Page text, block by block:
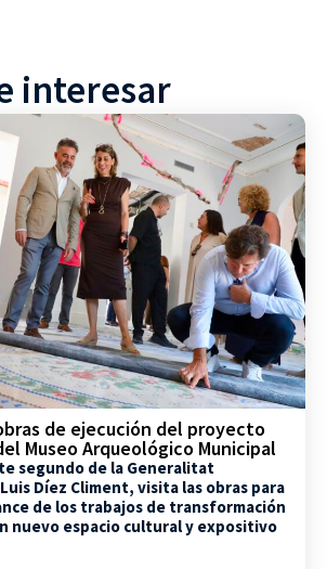
interesar
de ejecución del proyecto
Museo Arqueológico Municipal
segundo de la Generalitat
Díez Climent, visita las obras para
de los trabajos de transformación
nuevo espacio cultural y expositivo